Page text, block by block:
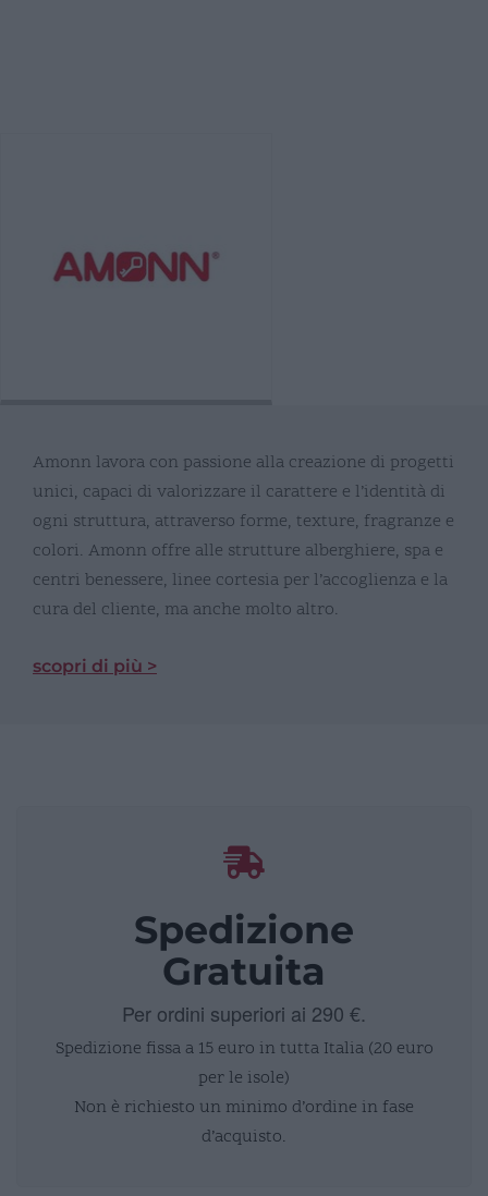
Amonn lavora con passione alla creazione di progetti
unici, capaci di valorizzare il carattere e l’identità di
ogni struttura, attraverso forme, texture, fragranze e
colori. Amonn offre alle strutture alberghiere, spa e
centri benessere, linee cortesia per l’accoglienza e la
cura del cliente, ma anche molto altro.
scopri di più >
Spedizione
Gratuita
Per ordini superiori ai 290 €.
Spedizione fissa a 15 euro in tutta Italia (20 euro
per le isole)
Non è richiesto un minimo d’ordine in fase
d’acquisto.